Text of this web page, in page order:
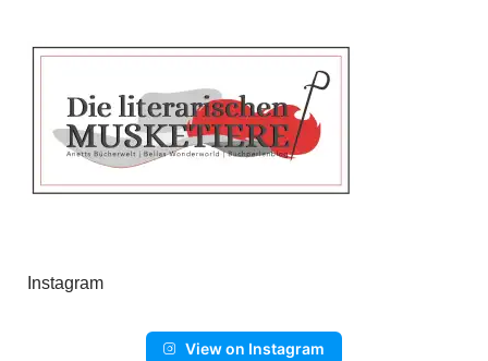
Instagram
View on Instagram